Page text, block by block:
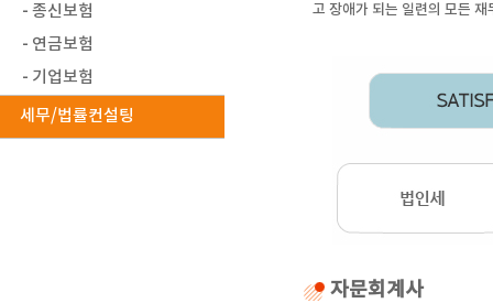
- 종신보험
- 연금보험
- 기업보험
세무/법률컨설팅
고 장애가 되는 일련의 모든
자문회계사